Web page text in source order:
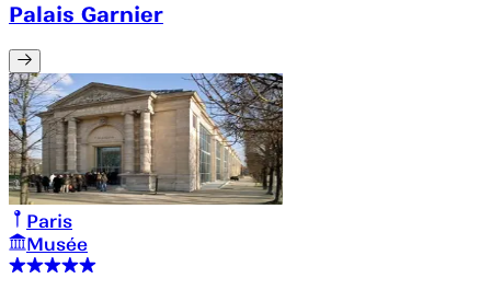
Palais Garnier
Paris
Musée